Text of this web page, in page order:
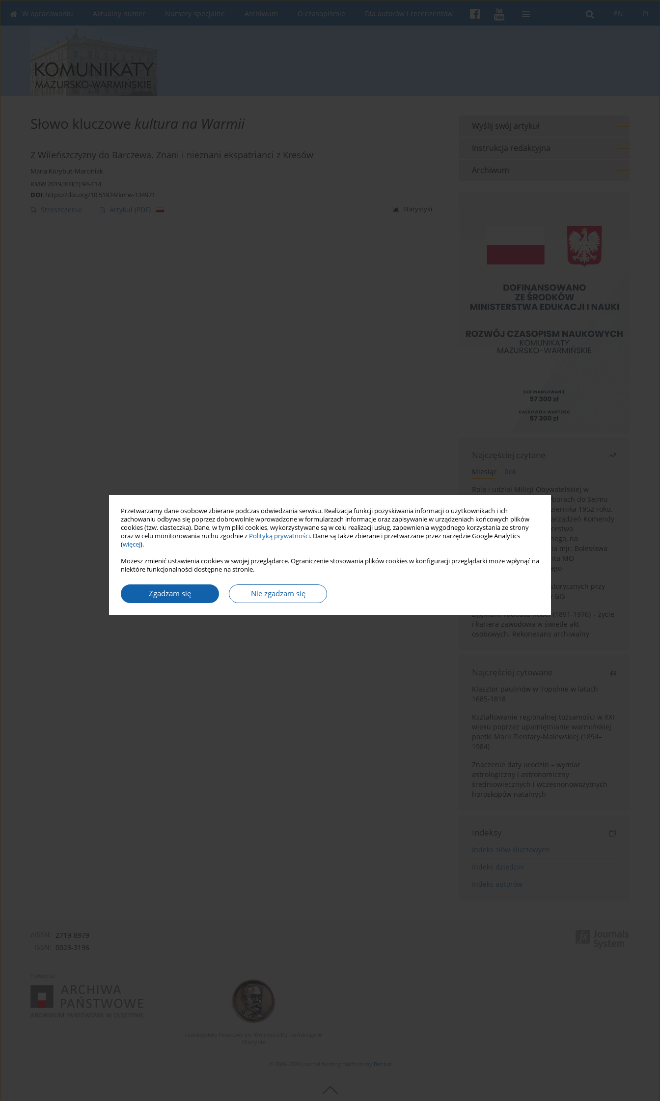
Przetwarzamy dane osobowe zbierane podczas odwiedzania serwisu. Realizacja funkcji pozyskiwania informacji o użytkownikach i ich
zachowaniu odbywa się poprzez dobrowolnie wprowadzone w formularzach informacje oraz zapisywanie w urządzeniach końcowych plików
cookies (tzw. ciasteczka). Dane, w tym pliki cookies, wykorzystywane są w celu realizacji usług, zapewnienia wygodnego korzystania ze strony
oraz w celu monitorowania ruchu zgodnie z Polityką prywatności. Dane są także zbierane i przetwarzane przez narzędzie Google Analytics
(więcej).
Możesz zmienić ustawienia cookies w swojej przeglądarce. Ograniczenie stosowania plików cookies w konfiguracji przeglądarki może wpłynąć na
niektóre funkcjonalności dostępne na stronie.
Zgadzam się Nie zgadzam się
PL
EN
W opracowaniu Aktualny numer Numery specjalne Archiwum O czasopiśmie Dla autorów i recenzentów
Słowo kluczowe kultura na Warmii
Z Wileńszczyzny do Barczewa. Znani i nieznani ekspatrianci z Kresów
Maria Korybut-Marciniak
KMW 2019;303(1):94-114
DOI: https://doi.org/10.51974/kmw-134971
Streszczenie Artykuł (PDF) Statystyki
Wyślij swój artykuł
Instrukcja redakcyjna
Archiwum
Najczęściej czytane
Miesiąc
Rok
Rola i udział Milicji Obywatelskiej w
kampanii wyborczej i wyborach do Sejmu
PRL I kadencji z 26 października 1952 roku,
w świetle wytycznych i zarządzeń Komendy
Głównej MO oraz Ministerstwa
Bezpieczeństwa Publicznego, na
przykładzie sprawozdania mjr. Bolesława
Wyszyńskiego komendanta MO
województwa olsztyńskiego
Granica w badaniach historycznych przy
wykorzystaniu serwerów GIS
Zygmunt Tadeusz Robel (1891-1976) – życie
i kariera zawodowa w świetle akt
osobowych. Rekonesans archiwalny
Najczęściej cytowane
Klasztor paulinów w Topolnie w latach
1685-1818
Kształtowanie regionalnej tożsamości w XXI
wieku poprzez upamiętnianie warmińskiej
poetki Marii Zientary-Malewskiej (1894–
1984)
Znaczenie daty urodzin – wymiar
astrologiczny i astronomiczny
średniowiecznych i wczesnonowożytnych
horoskopów natalnych
Indeksy
Indeks słów kluczowych
Indeks dziedzin
Indeks autorów
2719-8979
0023-3196
Bentus